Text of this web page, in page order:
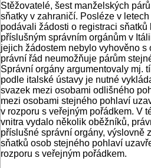
Stěžovatelé, šest manželských
sňatky v zahraničí. Posléze v
podávali žádosti o registraci sňatků
příslušným správním orgánům v
jejich žádostem nebylo vyhověno s
právní řád neumožňuje párům
Správní orgány argumentovaly mj.
podle italské ústavy je nutné
svazek mezi osobami odlišného
mezi osobami stejného pohlaví
v rozporu s veřejným pořádkem. V
vnitra vydalo několik oběžníků,
příslušné správní orgány, výslovně
sňatků osob stejného pohlaví
rozporu s veřejným pořádkem.